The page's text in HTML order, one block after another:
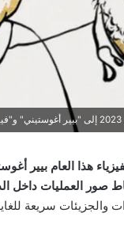
هذا العام بيير
صور العمليات داخل
والجزيئات سريعة